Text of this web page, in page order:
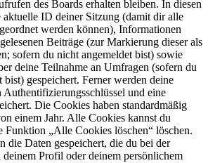
des Boards erhalten bleiben. In diesen
aktuelle ID deiner Sitzung (damit dir alle
werden können), Informationen
Beiträge (zur Markierung dieser als
sofern du nicht angemeldet bist) sowie
deine Teilnahme an Umfragen (sofern du
bist) gespeichert. Ferner werden deine
und eine
Die Cookies haben standardmäßig
einem Jahr. Alle Cookies kannst du
Funktion „Alle Cookies löschen“ löschen.
die Daten gespeichert, die du bei der
Profil oder deinem persönlichem